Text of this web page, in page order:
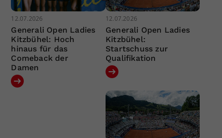
12.07.2026
Generali Open Ladies
Kitzbühel: Hoch
hinaus für das
Comeback der
Damen
12.07.2026
Generali Open Ladies
Kitzbühel:
Startschuss zur
Qualifikation